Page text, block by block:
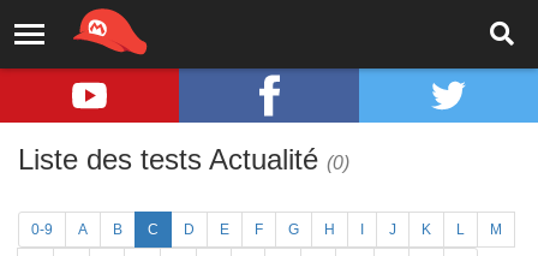
Liste des tests Actualité (0)
0-9 A B C D E F G H J K L M